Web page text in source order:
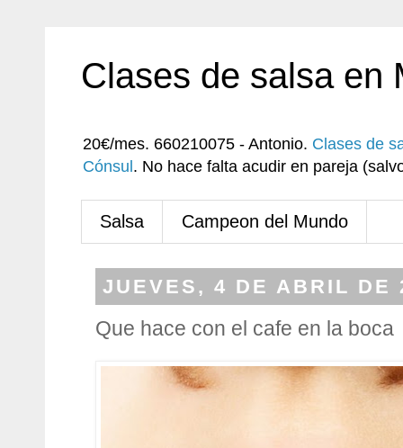
Clases de salsa en
20€/mes. 660210075 - Antonio. Clases de
Cónsul . No hace falta acudir en pareja
Salsa Campeon del Mundo
JUEVES, 4 DE ABRIL DE
Que hace con el cafe en la boca